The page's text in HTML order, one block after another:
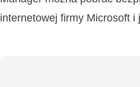
internetowej firmy Microsoft i